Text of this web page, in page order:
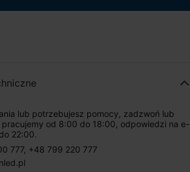
lub potrzebujesz pomocy, zadzwoń lub
pracujemy od 8:00 do 18:00, odpowiedzi na e-
22:00.
777, +48 799 220 777